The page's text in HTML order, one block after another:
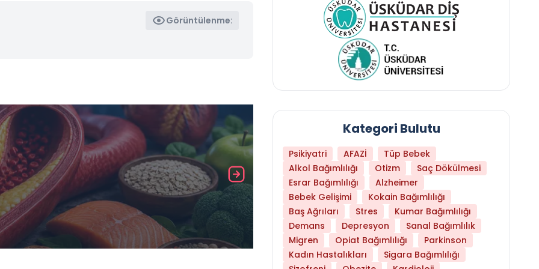
Görüntülenme:
Daha Az Protein Tüketmek Yaşlanmayı
Kategori Bulutu
Psikiyatri AFAZİ
Tüp Bebek
Alkol Bağımlılığı
Otizm
Saç Dökülmesi
Esrar Bağımlılığı
Alzheimer
Bebek Gelişimi
Kokain Bağımlılığı
Baş Ağrıları
Stres
Kumar Bağımlılığı
Demans
Depresyon
Sanal Bağımlılık
Migren
Opiat Bağımlılığı
Parkinson
Kadın Hastalıkları
Sigara Bağımlılığı